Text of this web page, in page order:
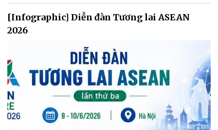
[Infographic] Diễn đàn Tương lai ASEAN
2026